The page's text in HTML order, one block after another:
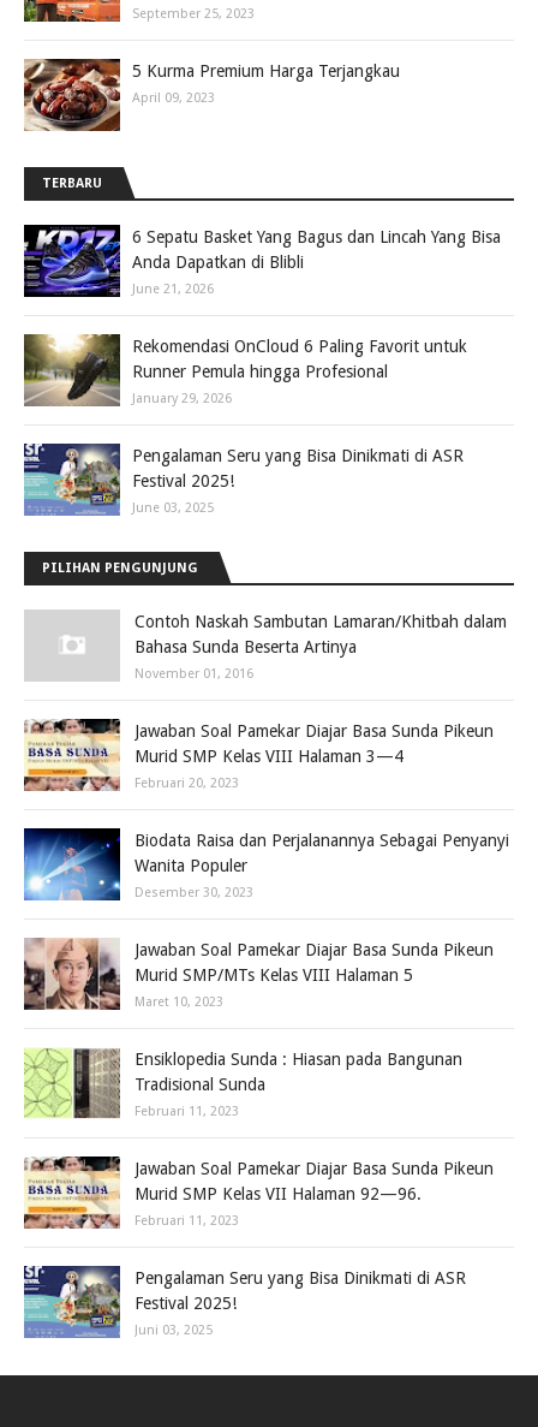
September 25, 2023
5 Kurma Premium Harga Terjangkau
April 09, 2023
TERBARU
6 Sepatu Basket Yang Bagus dan Lincah Yang Bisa
Anda Dapatkan di Blibli
June 21, 2026
Rekomendasi OnCloud 6 Paling Favorit untuk
Runner Pemula hingga Profesional
January 29, 2026
Pengalaman Seru yang Bisa Dinikmati di ASR
Festival 2025!
June 03, 2025
PILIHAN PENGUNJUNG
Contoh Naskah Sambutan Lamaran/Khitbah dalam
Bahasa Sunda Beserta Artinya
November 01, 2016
Jawaban Soal Pamekar Diajar Basa Sunda Pikeun
Murid SMP Kelas VIII Halaman 3—4
Februari 20, 2023
Biodata Raisa dan Perjalanannya Sebagai Penyanyi
Wanita Populer
Desember 30, 2023
Jawaban Soal Pamekar Diajar Basa Sunda Pikeun
Murid SMP/MTs Kelas VIII Halaman 5
Maret 10, 2023
Ensiklopedia Sunda : Hiasan pada Bangunan
Tradisional Sunda
Februari 11, 2023
Jawaban Soal Pamekar Diajar Basa Sunda Pikeun
Murid SMP Kelas VII Halaman 92—96.
Februari 11, 2023
Pengalaman Seru yang Bisa Dinikmati di ASR
Festival 2025!
Juni 03, 2025